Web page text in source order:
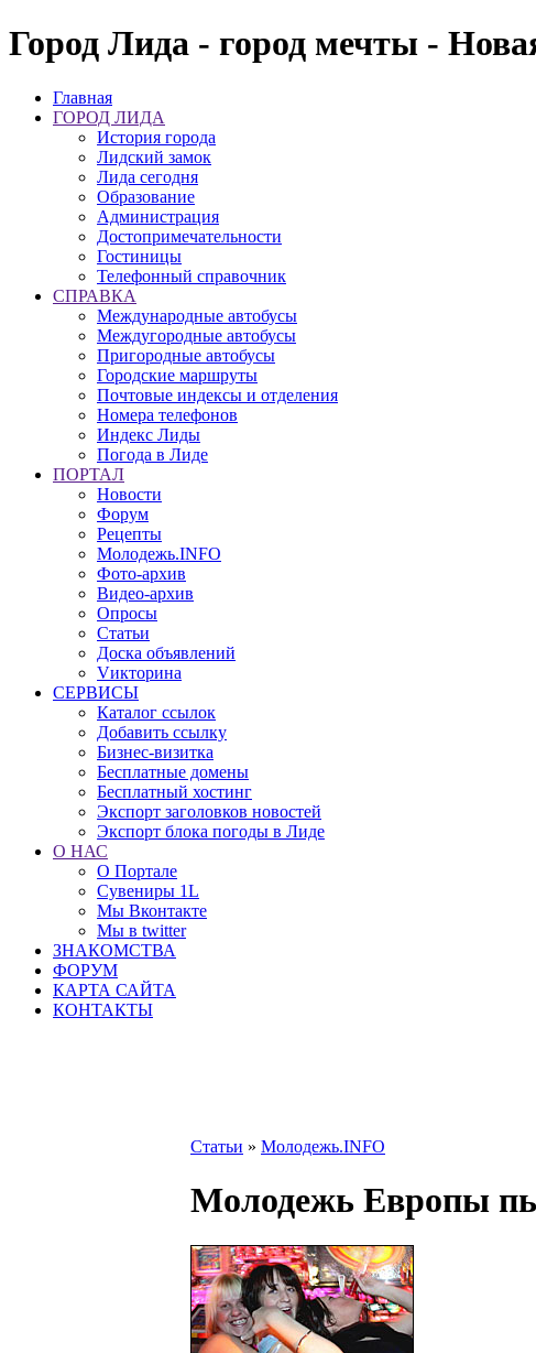
Город Лида - город мечты -
Главная
ГОРОД ЛИДА
История города
Лидский замок
Лида сегодня
Образование
Администрация
Достопримечательности
Гостиницы
Телефонный справочник
СПРАВКА
Международные автобусы
Междугородные автобусы
Пригородные автобусы
Городские маршруты
Почтовые индексы и отделения
Номера телефонов
Индекс Лиды
Погода в Лиде
ПОРТАЛ
Новости
Форум
Рецепты
Молодежь.INFO
Фото-архив
Видео-архив
Опросы
Статьи
Доска объявлений
Vикторина
СЕРВИСЫ
Каталог ссылок
Добавить ссылку
Бизнес-визитка
Бесплатные домены
Бесплатный хостинг
Экспорт заголовков новостей
Экспорт блока погоды в Лиде
О НАС
О Портале
Сувениры 1L
Мы Вконтакте
Мы в twitter
ЗНАКОМСТВА
ФОРУМ
КАРТА САЙТА
КОНТАКТЫ
Статьи » Молодежь.INFO
Молодежь Европы